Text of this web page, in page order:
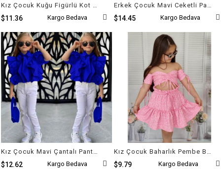
Kız Çocuk Kuğu Figürlü Kot Ceketli Tütü Takım
$11.36 Kargo Bedava
Erkek Çocuk Mavi Ceketli Pantolon Takım
$14.45 Kargo Bedava
Kız Çocuk Mavi Çantalı Pantolon Takım
$12.62 Kargo Bedava
Kız Çocuk Baharlık Pembe Büstiyerli Takım
$9.79 Kargo Bedava